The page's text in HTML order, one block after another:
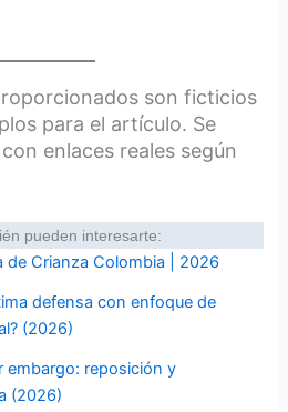
son ficticios
para el artículo. Se
enlaces reales según
pueden interesarte:
de Crianza Colombia | 2026
defensa con enfoque de
(2026)
embargo: reposición y
(2026)